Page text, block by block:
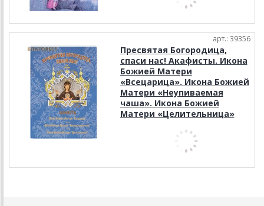
арт.: 39356
Пресвятая Богородица,
спаси нас! Акафисты. Икона
Божией Матери
«Всецарица». Икона Божией
Матери «Неупиваемая
чаша». Икона Божией
Матери «Целительница»